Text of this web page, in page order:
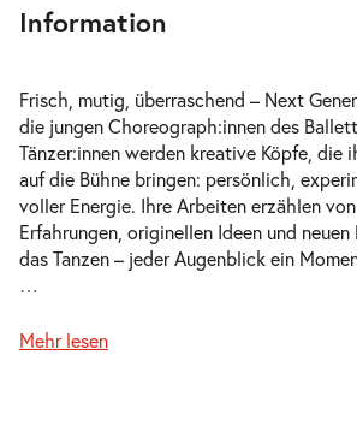
Next Generation -
So.
So. 20.06.2027
20:00–21:00 Uhr
Information
Frisch, mutig, überraschend – Next
die jungen Choreograph:innen des
Tänzer:innen werden kreative Köpfe, die
auf die Bühne bringen: persönlich,
voller Energie. Ihre Arbeiten erzählen
Erfahrungen, originellen Ideen und
das Tanzen – jeder Augenblick ein
…
Mehr lesen